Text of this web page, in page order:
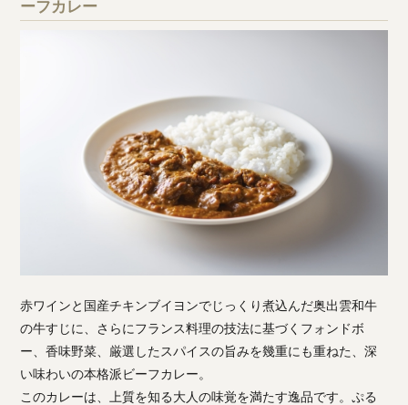
ーフカレー
赤ワインと国産チキンブイヨンでじっくり煮込んだ奥出雲和牛
の牛すじに、さらにフランス料理の技法に基づくフォンドボ
ー、香味野菜、厳選したスパイスの旨みを幾重にも重ねた、深
い味わいの本格派ビーフカレー。
このカレーは、上質を知る大人の味覚を満たす逸品です。ぷる